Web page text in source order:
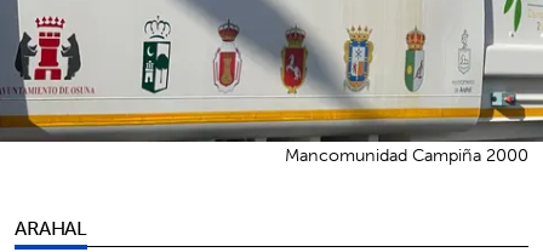
ARAHAL
Mancomunidad Campiña 2000